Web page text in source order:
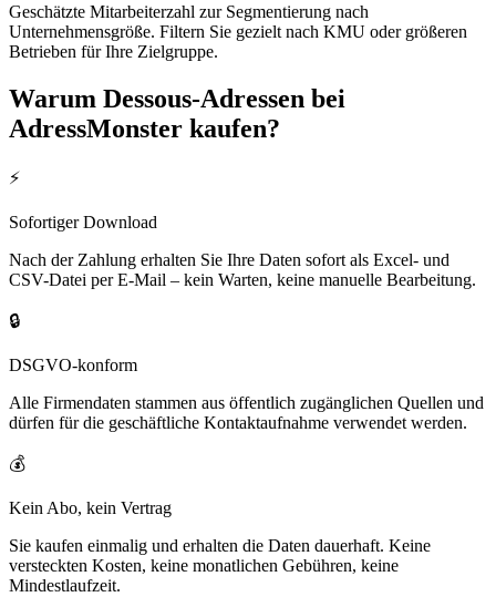
Geschätzte Mitarbeiterzahl zur Segmentierung nach
Unternehmensgröße. Filtern Sie gezielt nach KMU oder größeren
Betrieben für Ihre Zielgruppe.
Warum Dessous-Adressen bei
AdressMonster kaufen?
⚡
Sofortiger Download
Nach der Zahlung erhalten Sie Ihre Daten sofort als Excel- und
CSV-Datei per E-Mail – kein Warten, keine manuelle Bearbeitung.
🔒
DSGVO-konform
Alle Firmendaten stammen aus öffentlich zugänglichen Quellen und
dürfen für die geschäftliche Kontaktaufnahme verwendet werden.
💰
Kein Abo, kein Vertrag
Sie kaufen einmalig und erhalten die Daten dauerhaft. Keine
versteckten Kosten, keine monatlichen Gebühren, keine
Mindestlaufzeit.